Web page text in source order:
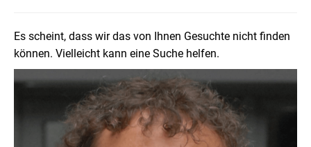
Es scheint, dass wir das von Ihnen Gesuchte nicht finden
können. Vielleicht kann eine Suche helfen.